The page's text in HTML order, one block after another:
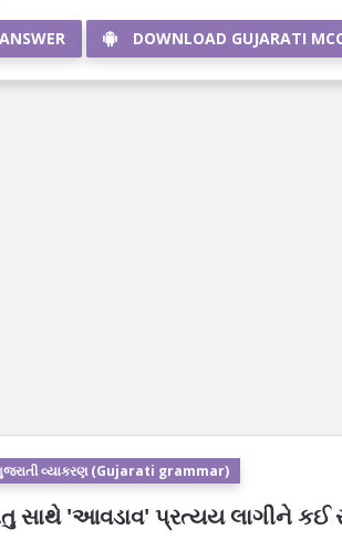
ANSWER DOWNLOAD GUJARATI
વ્યાકરણ (Gujarati grammar)
સાથે 'આવડાવ' પ્રત્યય લાગીને કઈ